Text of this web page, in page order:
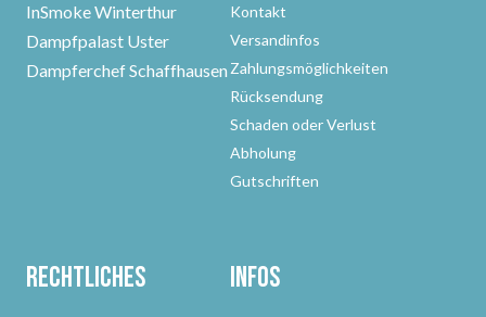
InSmoke Winterthur
Dampfpalast Uster
Dampferchef Schaffhausen
Kontakt
Versandinfos
Zahlungsmöglichkeiten
Rücksendung
Schaden oder Verlust
Abholung
Gutschriften
Rechtliches Infos